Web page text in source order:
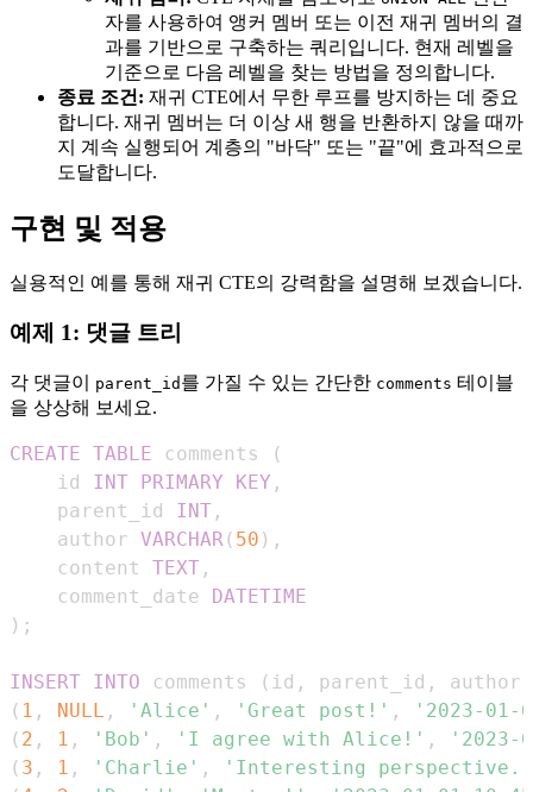
자를 사용하여 앵커 멤버 또는 이전 재귀 멤버의 결
과를 기반으로 구축하는 쿼리입니다. 현재 레벨을
기준으로 다음 레벨을 찾는 방법을 정의합니다.
종료 조건: 재귀 CTE에서 무한 루프를 방지하는 데 중요
합니다. 재귀 멤버는 더 이상 새 행을 반환하지 않을 때까
지 계속 실행되어 계층의 "바닥" 또는 "끝"에 효과적으로
도달합니다.
구현 및 적용
실용적인 예를 통해 재귀 CTE의 강력함을 설명해 보겠습니다.
예제 1: 댓글 트리
각 댓글이 parent_id 를 가질 수 있는 간단한 comments 테이블
을 상상해 보세요.
CREATE TABLE comments
(
    id
INT PRIMARY KEY ,
    parent_id
INT ,
    author
VARCHAR( 50 ) ,
    content
TEXT ,
    comment_date
DATETIME
) ;
INSERT INTO comments ( id , parent_id , author
( 1 , NULL , 'Alice' , 'Great post!' ,
'2023-01-
( 2 , 1 , 'Bob' , 'I agree with Alice!' ,
'2023-
( 3 , 1 , 'Charlie' ,
'Interesting perspective.'